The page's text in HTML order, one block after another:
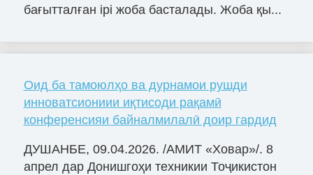
бағытталған ірі жоба басталады. Жоба қы...
Оид ба тамоюлҳо ва дурнамои рушди
инноватсиониии иқтисоди рақамӣ
конференсияи байналмилалӣ доир гардид
ДУШАНБЕ, 09.04.2026. /АМИТ «Ховар»/. 8
апрел дар Донишгоҳи техникии Тоҷикистон